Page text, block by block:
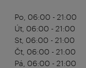
Po, 06:00 - 21:00
Út, 06:00 - 21:00
St, 06:00 - 21:00
Čt, 06:00 - 21:00
Pá, 06:00 - 21:00